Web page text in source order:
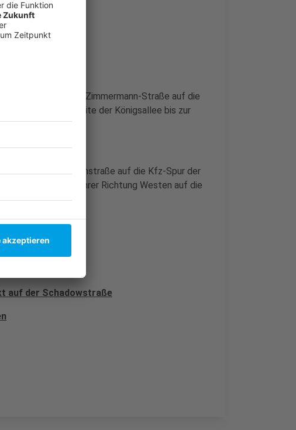
über die Ludwig-Zimmermann-Straße auf die
auf der Bankenseite der Königsallee bis zur
über die Steinstraße auf die Kfz-Spur der
biegen die Radfahrer Richtung Westen auf die
auf der Schadowstraße